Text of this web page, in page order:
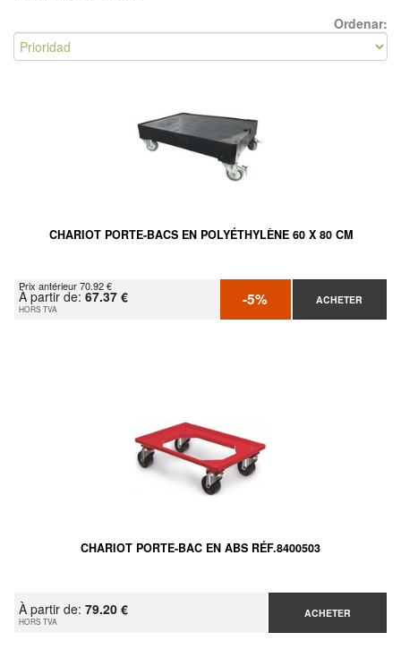
Ordenar:
CHARIOT PORTE-BACS EN POLYÉTHYLÈNE 60 X 80 CM
Prix antérieur 70.92 €
À partir de: 67.37 €
HORS TVA -5% ACHETER
CHARIOT PORTE-BAC EN ABS RÉF.8400503
À partir de: 79.20 €
HORS TVA
ACHETER